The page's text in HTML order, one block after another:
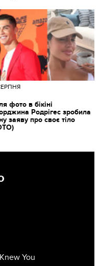
фото в бікіні
Родрігес зробила
заяву про своє тіло
You